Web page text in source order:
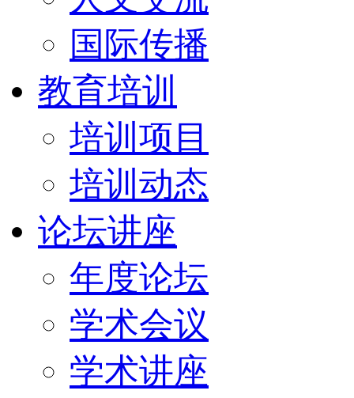
国际传播
教育培训
培训项目
培训动态
论坛讲座
年度论坛
学术会议
学术讲座